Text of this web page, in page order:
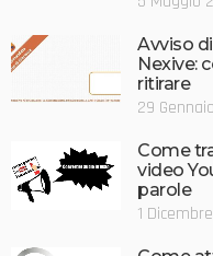
Avviso
Nexive:
ritirare
29
Come
video
parole
1